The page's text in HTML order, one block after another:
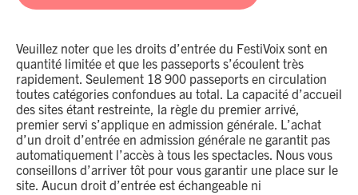
Veuillez noter que les droits d’entrée du FestiVoix sont en
quantité limitée et que les passeports s’écoulent très
rapidement. Seulement 18 900 passeports en circulation
toutes catégories confondues au total. La capacité d’accueil
des sites étant restreinte, la règle du premier arrivé,
premier servi s’applique en admission générale. L’achat
d’un droit d’entrée en admission générale ne garantit pas
automatiquement l’accès à tous les spectacles. Nous vous
conseillons d’arriver tôt pour vous garantir une place sur le
site. Aucun droit d’entrée est échangeable ni